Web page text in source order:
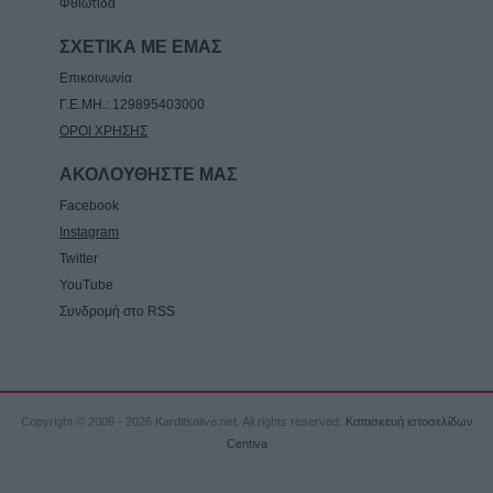
7 Αυγούστου 2026, 15:34
Ιερά Μητρόπολη: Πρόγραμμα Μητροπολίτη
Φθιώτιδα
ΣΧΕΤΙΚΑ ΜΕ ΕΜΑΣ
Επικοινωνία
Γ.Ε.ΜΗ.: 129895403000
ΟΡΟΙ ΧΡΗΣΗΣ
ΑΚΟΛΟΥΘΗΣΤΕ ΜΑΣ
Facebook
Instagram
Twitter
YouTube
Συνδρομή στο RSS
Copyright © 2009 - 2026 Karditsalive.net. All rights reserved. Κατασκευή ιστοσελίδων
Centiva